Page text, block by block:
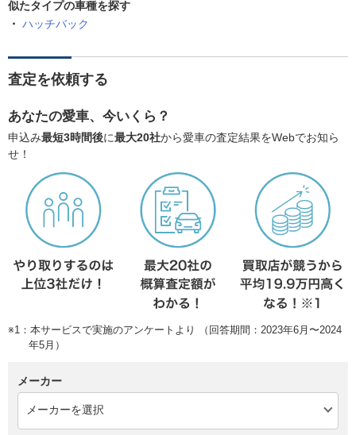
似たタイプの車種を探す
ハッチバック
査定を依頼する
あなたの愛車、今いくら？
申込み最短3時間後に最大20社から愛車の査定結果をWebでお知ら
せ！
※1：本サービスで実施のアンケートより （回答期間：2023年6月〜2024
年5月）
メーカー